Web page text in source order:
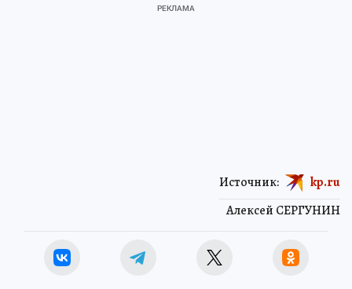
Алексей СЕРГУНИН
Источник: kp.ru